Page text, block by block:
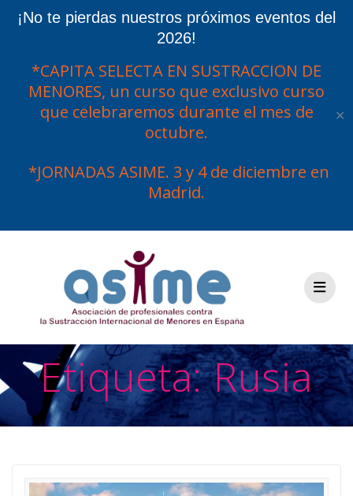
¡No te pierdas nuestros próximos eventos del
2026!
*CAPITA SELECTA EN SUSTRACCION DE
MENORES, un curso que exclusivo curso
que celebraremos durante el mes de
octubre.
*JORNADAS ASIME. 3 y 4 de diciembre en
Madrid.
✕
contenido
Etiqueta:Rusia